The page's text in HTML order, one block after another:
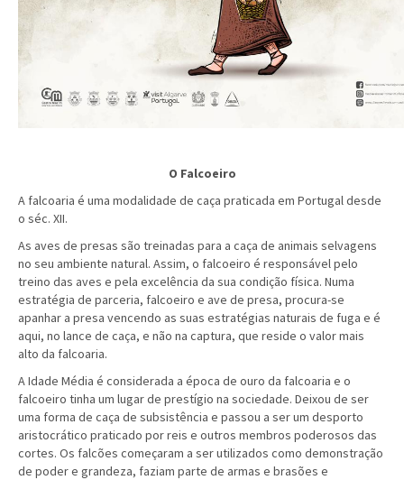
O Falcoeiro
A falcoaria é uma modalidade de caça praticada em Portugal desde
o séc. XII.
As aves de presas são treinadas para a caça de animais selvagens
no seu ambiente natural. Assim, o falcoeiro é responsável pelo
treino das aves e pela excelência da sua condição física. Numa
estratégia de parceria, falcoeiro e ave de presa, procura-se
apanhar a presa vencendo as suas estratégias naturais de fuga e é
aqui, no lance de caça, e não na captura, que reside o valor mais
alto da falcoaria.
A Idade Média é considerada a época de ouro da falcoaria e o
falcoeiro tinha um lugar de prestígio na sociedade. Deixou de ser
uma forma de caça de subsistência e passou a ser um desporto
aristocrático praticado por reis e outros membros poderosos das
cortes. Os falcões começaram a ser utilizados como demonstração
de poder e grandeza, faziam parte de armas e brasões e